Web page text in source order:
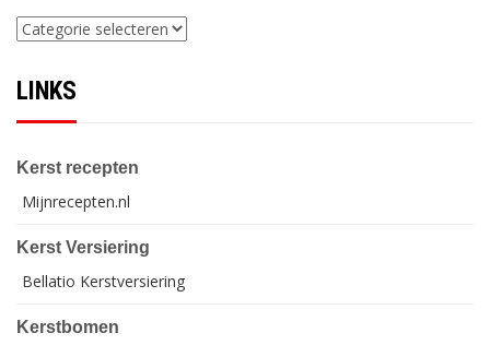
Categorieën
LINKS
Kerst recepten
Mijnrecepten.nl
Kerst Versiering
Bellatio Kerstversiering
Kerstbomen